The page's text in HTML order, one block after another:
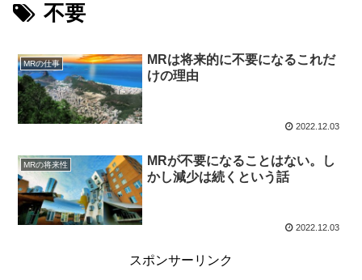
不要
MRの仕事
MRは将来的に不要になるこれだ
けの理由
2022.12.03
MRの将来性
MRが不要になることはない。し
かし減少は続くという話
2022.12.03
スポンサーリンク